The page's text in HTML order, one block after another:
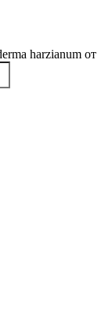
harzianum от